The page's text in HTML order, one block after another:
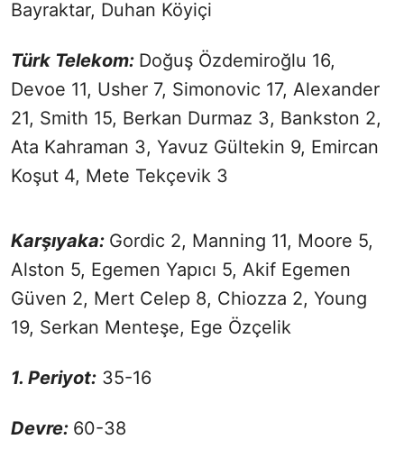
Bayraktar, Duhan Köyiçi
Türk Telekom: Doğuş Özdemiroğlu 16,
Devoe 11, Usher 7, Simonovic 17, Alexander
21, Smith 15, Berkan Durmaz 3, Bankston 2,
Ata Kahraman 3, Yavuz Gültekin 9, Emircan
Koşut 4, Mete Tekçevik 3
Karşıyaka: Gordic 2, Manning 11, Moore 5,
Alston 5, Egemen Yapıcı 5, Akif Egemen
Güven 2, Mert Celep 8, Chiozza 2, Young
19, Serkan Menteşe, Ege Özçelik
1. Periyot: 35-16
Devre: 60-38